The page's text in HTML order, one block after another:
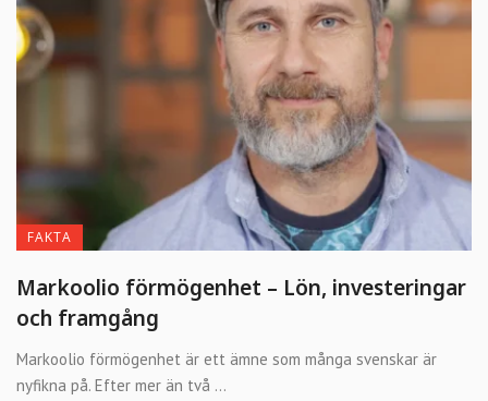
FAKTA
Markoolio förmögenhet – Lön, investeringar
och framgång
Markoolio förmögenhet är ett ämne som många svenskar är
nyfikna på. Efter mer än två ...